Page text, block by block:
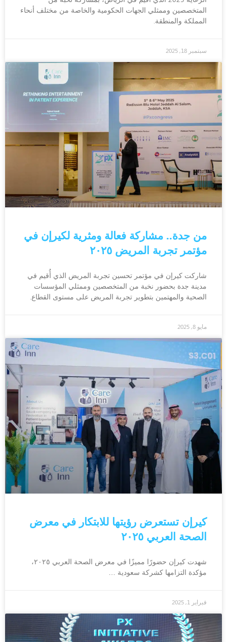
المتخصصين وممثلي الجهات الحكومية والخاصة من مختلف أنحاء
المملكة والمنطقة.
سبتمبر 18, 2025
من جدة.. مشاركة فعالة ومثرية لكيرإن في
مؤتمر تجربة المريض ٢٠٢٥
شاركت كيرإن في مؤتمر تحسين تجربة المريض الذي أُقيم في
مدينة جدة بحضور نخبة من المتخصصين وممثلي المؤسسات
الصحية والمهتمين بتطوير تجربة المريض على مستوى القطاع.
مايو 8, 2025
كيرإن تستعرض رؤيتها للابتكار في معرض
الصحة العربي ٢٠٢٥
شهدت كيرإن حضورًا مميزًا في معرض الصحة العربي ٢٠٢٥،
مؤكدة التزامها كشركة سعودية …
فبراير 1, 2025